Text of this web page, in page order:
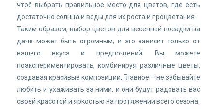
чтоб выбрать правильное место для цветов, где есть
достаточно солнца и воды для их роста и процветания.
Таким образом, выбор цветов для весенней посадки на
даче может быть огромным, и это зависит только от
вашего вкуса и предпочтений. Вы можете
поэкспериментировать, комбинируя различные цветы,
создавая красивые композиции. Главное – не забывайте
любить и ухаживать за ними, и они будут радовать вас
своей красотой и яркостью на протяжении всего сезона.